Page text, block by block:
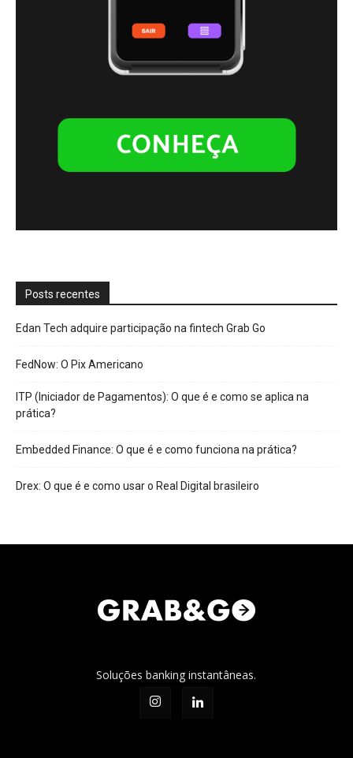
Posts recentes
Edan Tech adquire participação na fintech Grab Go
FedNow: O Pix Americano
ITP (Iniciador de Pagamentos): O que é e como se aplica na
prática?
Embedded Finance: O que é e como funciona na prática?
Drex: O que é e como usar o Real Digital brasileiro
Soluções banking instantâneas.